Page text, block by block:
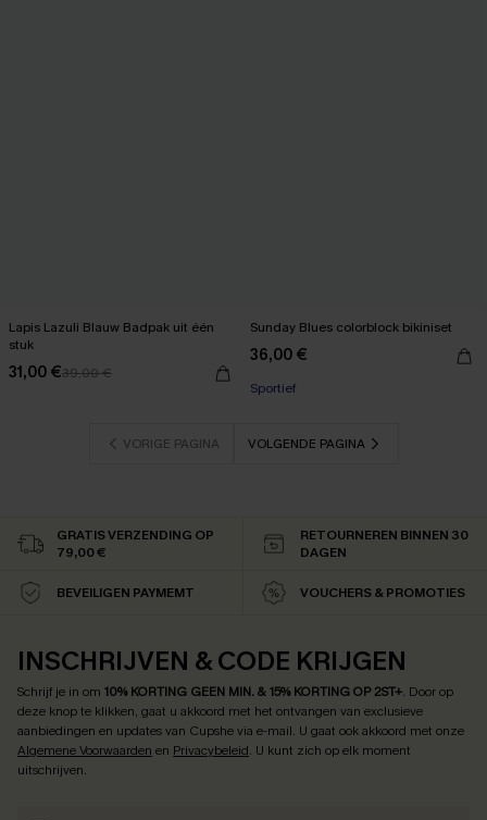
Lapis Lazuli Blauw Badpak uit één
stuk
31,00 €39,00 €
Sunday Blues colorblock bikiniset
36,00 €
Sportief
VORIGE PAGINA VOLGENDE PAGINA
GRATIS VERZENDING OP
79,00 €
RETOURNEREN BINNEN 30
DAGEN
BEVEILIGEN PAYMEMT VOUCHERS & PROMOTIES
INSCHRIJVEN & CODE KRIJGEN
Schrijf je in om 10% KORTING GEEN MIN. & 15% KORTING OP 2ST+. Door op
deze knop te klikken, gaat u akkoord met het ontvangen van exclusieve
aanbiedingen en updates van Cupshe via e-mail. U gaat ook akkoord met onze
Algemene Voorwaarden en Privacybeleid. U kunt zich op elk moment
uitschrijven.